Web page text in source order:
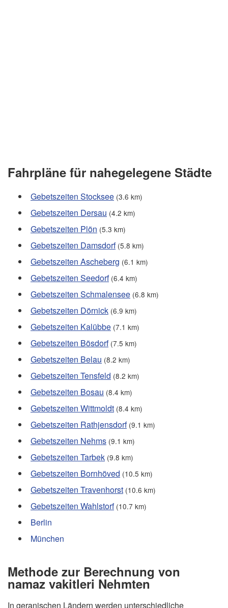
Fahrpläne für nahegelegene Städte
Gebetszeiten Stocksee (3.6 km)
Gebetszeiten Dersau (4.2 km)
Gebetszeiten Plön (5.3 km)
Gebetszeiten Damsdorf (5.8 km)
Gebetszeiten Ascheberg (6.1 km)
Gebetszeiten Seedorf (6.4 km)
Gebetszeiten Schmalensee (6.8 km)
Gebetszeiten Dörnick (6.9 km)
Gebetszeiten Kalübbe (7.1 km)
Gebetszeiten Bösdorf (7.5 km)
Gebetszeiten Belau (8.2 km)
Gebetszeiten Tensfeld (8.2 km)
Gebetszeiten Bosau (8.4 km)
Gebetszeiten Wittmoldt (8.4 km)
Gebetszeiten Rathjensdorf (9.1 km)
Gebetszeiten Nehms (9.1 km)
Gebetszeiten Tarbek (9.8 km)
Gebetszeiten Bornhöved (10.5 km)
Gebetszeiten Travenhorst (10.6 km)
Gebetszeiten Wahlstorf (10.7 km)
Berlin
München
Methode zur Berechnung von
namaz vakitleri Nehmten
In geranischen Ländern werden unterschiedliche